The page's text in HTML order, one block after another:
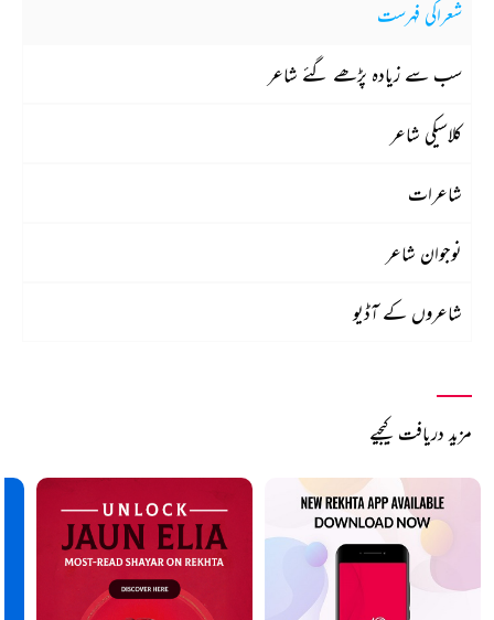
شعراکی فہرست
سب سے زیادہ پڑھے گئے شاعر
کلاسیکی شاعر
شاعرات
نوجوان شاعر
شاعروں کے آڈیو
مزید دریافت کیجیے